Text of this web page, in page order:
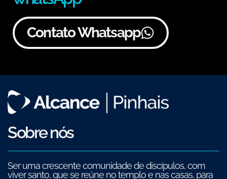
Contato Whatsapp
Sobre nós
Ser uma crescente comunidade de discípulos, com
viver santo, que se reúne no templo e nas casas, para